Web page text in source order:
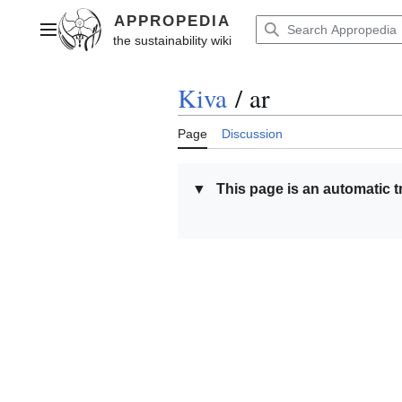
contentMain menu
Kiva / ar
Page Discussion
▼ This page is an automatic